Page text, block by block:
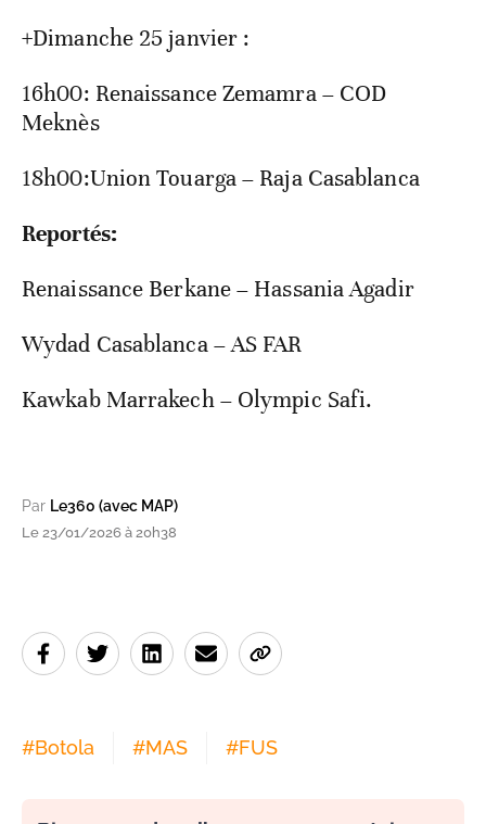
+Dimanche 25 janvier :
16h00: Renaissance Zemamra – COD
Meknès
18h00:Union Touarga – Raja Casablanca
Reportés:
Renaissance Berkane – Hassania Agadir
Wydad Casablanca – AS FAR
Kawkab Marrakech – Olympic Safi.
Par Le360 (avec MAP)
Le 23/01/2026 à 20h38
#Botola #MAS #FUS